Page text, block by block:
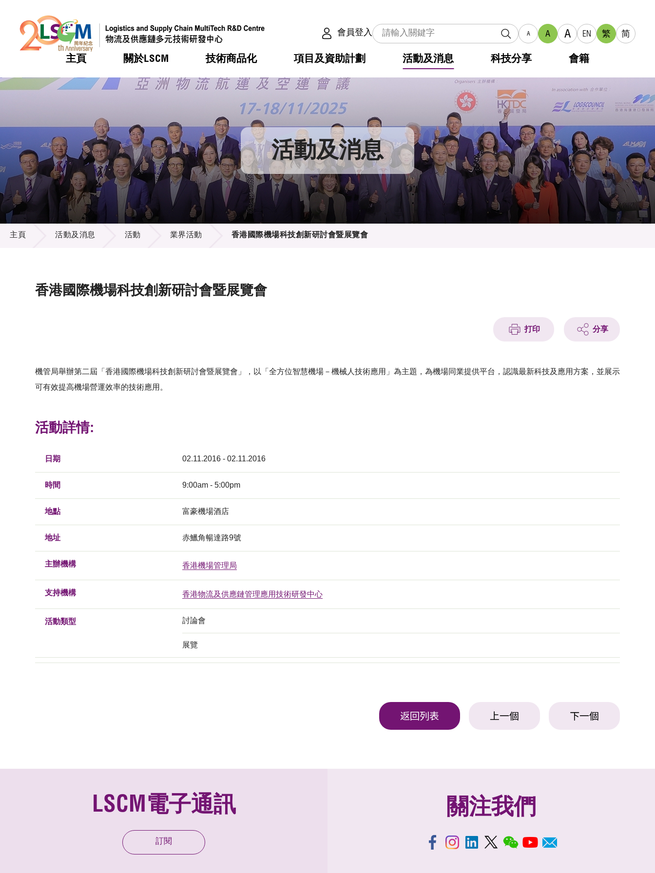
會員登入 A A A EN 繁 简
主頁 關於LSCM
熱門 機構簡介
組織架構
組織架構
董事局
研究顧問
招標通告
技術商品化
熱門 服務
可獲授權之技術
應用於公共服務之創新技術
重點項目
項目及資助計劃
熱門 合作計劃
資助計劃
資助計劃
稅務優惠
申請
評審
徵求研發項目計劃書
項目資料庫
活動及消息
熱門 活動
獎項
新聞中心
媒體報導
新聞稿
資訊中心
多媒體
出版刊物
科技分享 會籍
熱門 會籍及服務
會員列表
會員登入 活動及消息
活動及消息
主頁 活動及消息 活動 業界活動 香港國際機場科技創新研討會暨展覽會
香港國際機場科技創新研討會暨展覽會
打印 分享
機管局舉辦第二屆「香港國際機場科技創新研討會暨展覽會」，以「全方位智慧機場－機械人技術應用」為主題，為機場同業提供平台，認識最新科技及應用方案，並展示
可有效提高機場營運效率的技術應用。
活動詳情:
日期 02.11.2016 - 02.11.2016
時間 9:00am - 5:00pm
地點 富豪機場酒店
地址 赤鱲角暢達路9號
主辦機構 香港機場管理局
支持機構 香港物流及供應鏈管理應用技術研發中心
活動類型 討論會
展覽
返回列表 上一個 下一個
LSCM電子通訊
訂閱
關注我們